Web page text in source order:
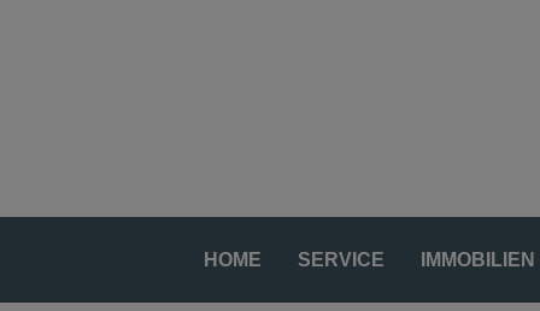
HOME SERVICE IMMOBILIEN